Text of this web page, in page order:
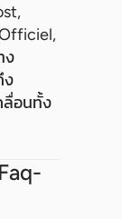
ง
ง
ลื่อนทั้ง